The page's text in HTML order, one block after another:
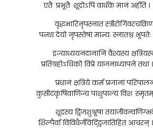
एतैः प्रभूतैः शूद्रोऽपि वार्धके मानं अर्हति । ।
वृद्धभारिनृपस्नात
पन्था देयो नृपस्तेषां मान्यः स्नातश्च भूपतेः ।
इज्याध्ययनदानानि वैश्यस्य
प्रतिग्रहोऽधिको विप्रे याजनाध्यापने तथा ।
प्रधानं क्षत्रिये कर्म प्रजानां
कुसीदकृषिवाणिज्य पाशुपाल्यं विशः स्मृतम् ।
शूद्रस्य द्विजशुश्रूषा
शिल्पैर्वा विविधैर्जीवेद्द्विजातिहितं आचरन् ।